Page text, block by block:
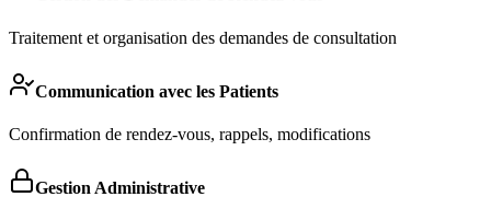
Traitement et organisation des demandes de consultation
Communication avec les Patients
Confirmation de rendez-vous, rappels, modifications
Gestion Administrative